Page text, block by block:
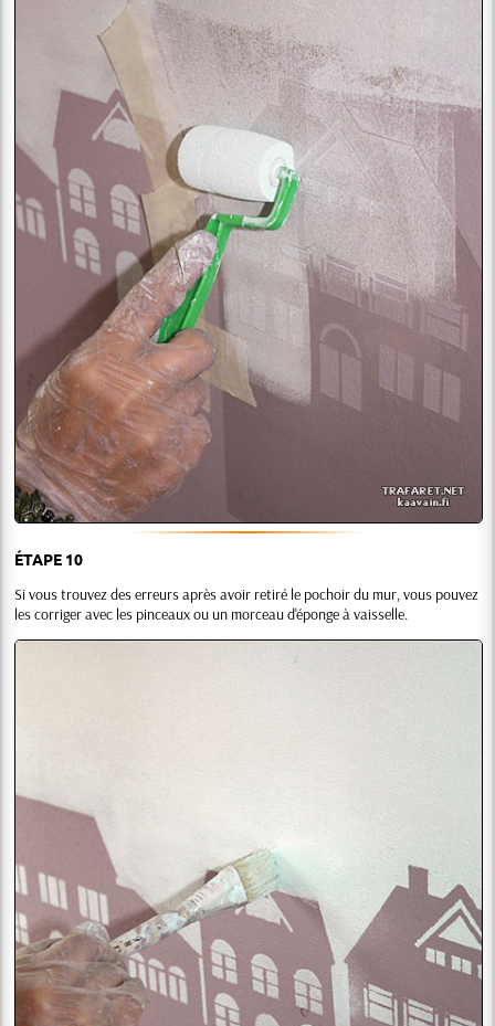
ÉTAPE 10
Si vous trouvez des erreurs après avoir retiré le pochoir du mur, vous pouvez
les corriger avec les pinceaux ou un morceau d'éponge à vaisselle.